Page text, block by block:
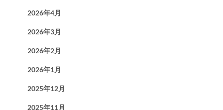
2026年4月
2026年3月
2026年2月
2026年1月
2025年12月
2025年11月